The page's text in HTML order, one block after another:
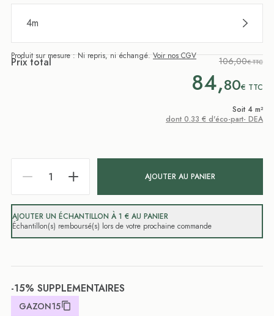
4m
Produit sur mesure : Ni repris, ni échangé.Voir nos CGV
Prix total 106,00€ TTC
84,80€ TTC
Soit 4 m²
dont 0.33 € d'éco-part- DEA
AJOUTER AU PANIER
AJOUTER UN ÉCHANTILLON À 1 € AU PANIER
Échantillon(s) remboursé(s) lors de votre prochaine commande
-15% SUPPLEMENTAIRES
GAZON15